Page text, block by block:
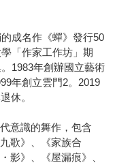
成名作《蟬》發行50
「作家工作坊」期
1983年創辦國立藝術
年創立雲門2。2019
休。
意識的舞作，包含
歌》、《家族合
影》、《屋漏痕》、